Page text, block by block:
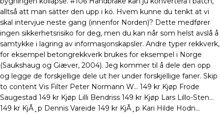
alltså att man sätter den upp i kö. Hvem kunne du tenkt at vi
skal intervjue neste gang (innenfor Norden)? Dette medfører
ingen sikkerhetsrisiko for deg, men du kan når som helst avslå å
samtykke i lagring av informasjonskapsler. Andre typer rekkverk,
for eksempel betongrekkverk brukes for eksempel i Norge
(Saukshaug og Giæver, 2004). Jeg kommer til å dele den opp
og legge de forskjellige dele ut her under forskjellige faner. Skip
to content Vis Filter Peter Normann W… 149 kr Kjøp Frode
Saugestad 149 kr Kjøp Lilli Bendriss 149 kr Kjøp Lars Lillo-Sten…
149 kr KjÃ¸p Dennis Vareide 149 kr KjÃ¸p Kari Hilde Hodn…